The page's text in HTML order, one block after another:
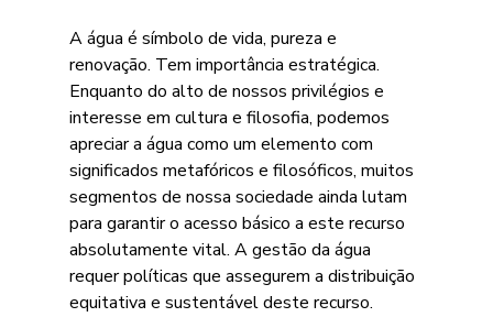
A água é símbolo de vida, pureza e
renovação. Tem importância estratégica.
Enquanto do alto de nossos privilégios e
interesse em cultura e filosofia, podemos
apreciar a água como um elemento com
significados metafóricos e filosóficos, muitos
segmentos de nossa sociedade ainda lutam
para garantir o acesso básico a este recurso
absolutamente vital. A gestão da água
requer políticas que assegurem a distribuição
equitativa e sustentável deste recurso.